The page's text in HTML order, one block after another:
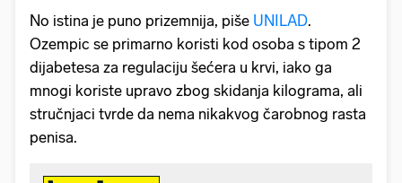
No istina je puno prizemnija, piše UNILAD.
Ozempic se primarno koristi kod osoba s tipom 2
dijabetesa za regulaciju šećera u krvi, iako ga
mnogi koriste upravo zbog skidanja kilograma, ali
stručnjaci tvrde da nema nikakvog čarobnog rasta
penisa.